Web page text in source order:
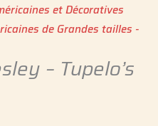
et Décoratives
de Grandes tailles -
– Tupelo’s